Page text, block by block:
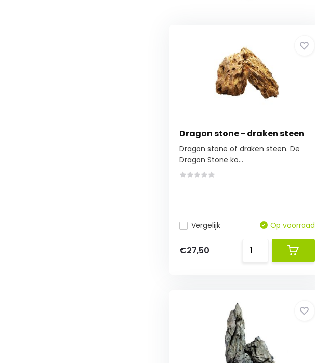
Dragon stone - draken steen
Dragon stone of draken steen. De
Dragon Stone ko...
Vergelijk Op voorraad
€27,50